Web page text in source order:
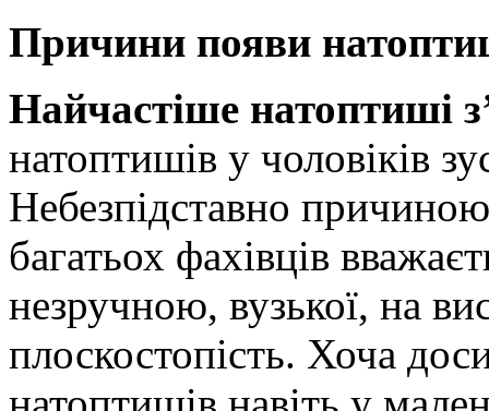
Причини появи
Найчастіше натоптиші
натоптишів у чоловіків
Небезпідставно
багатьох фахівців
незручною, вузької, на
плоскостопість. Хоча